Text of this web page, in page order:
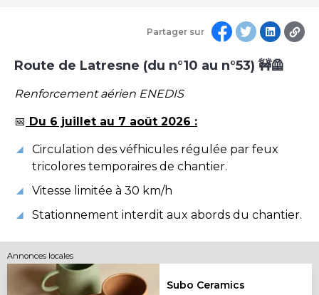
Partager sur
Route de Latresne (du n°10 au n°53) 🚧🦺
Renforcement aérien ENEDIS
📅 Du 6 juillet au 7 août 2026 :
Circulation des véfhicules régulée par feux
tricolores temporaires de chantier.
Vitesse limitée à 30 km/h
Stationnement interdit aux abords du chantier.
Annonces locales
Subo Ceramics